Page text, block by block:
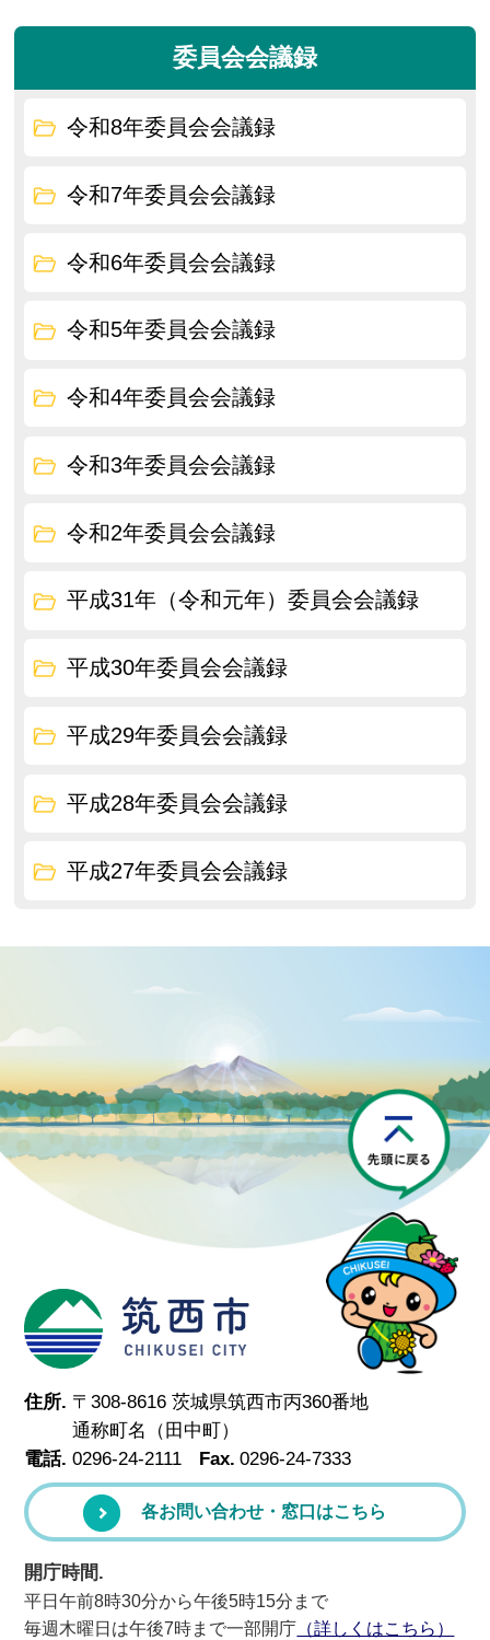
委員会会議録
令和8年委員会会議録
令和7年委員会会議録
令和6年委員会会議録
令和5年委員会会議録
令和4年委員会会議録
令和3年委員会会議録
令和2年委員会会議録
平成31年（令和元年）委員会会議録
平成30年委員会会議録
平成29年委員会会議録
平成28年委員会会議録
平成27年委員会会議録
筑西市
住所. 〒308-8616 茨城県筑西市丙360番地
通称町名（田中町）
電話. 0296-24-2111 Fax. 0296-24-7333
各お問い合わせ・窓口はこちら
開庁時間.
平日午前8時30分から午後5時15分まで
毎週木曜日は午後7時まで一部開庁 （詳しくはこちら）